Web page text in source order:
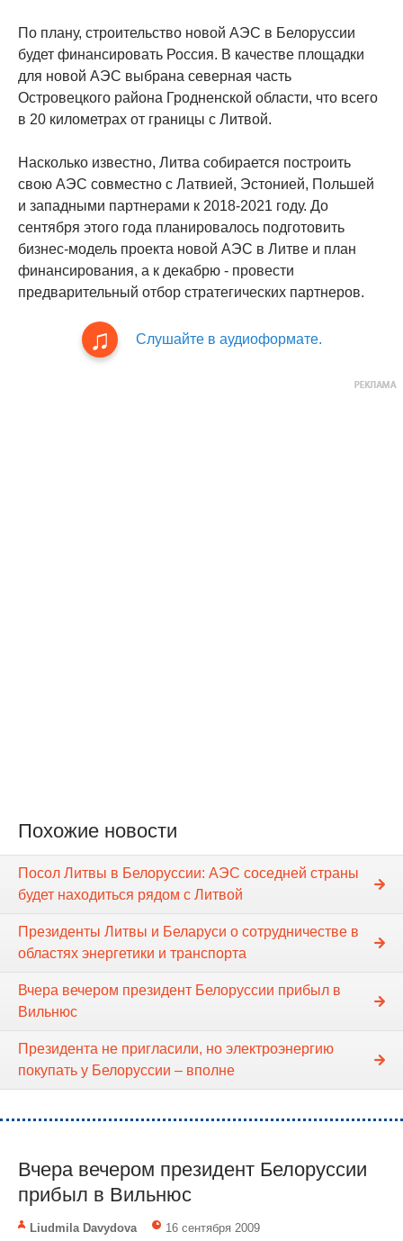
По плану, строительство новой АЭС в Белоруссии
будет финансировать Россия. В качестве площадки
для новой АЭС выбрана северная часть
Островецкого района Гродненской области, что всего
в 20 километрах от границы с Литвой.
Насколько известно, Литва собирается построить
свою АЭС совместно с Латвией, Эстонией, Польшей
и западными партнерами к 2018-2021 году. До
сентября этого года планировалось подготовить
бизнес-модель проекта новой АЭС в Литве и план
финансирования, а к декабрю - провести
предварительный отбор стратегических партнеров.
Слушайте в аудиоформате.
Похожие новости
Посол Литвы в Белоруссии: АЭС соседней страны
будет находиться рядом с Литвой
Президенты Литвы и Беларуси о сотрудничестве в
областях энергетики и транспорта
Вчера вечером президент Белоруссии прибыл в
Вильнюс
Президента не пригласили, но электроэнергию
покупать у Белоруссии – вполне
Вчера вечером президент Белоруссии
прибыл в Вильнюс
Liudmila Davydova 16 сентября 2009